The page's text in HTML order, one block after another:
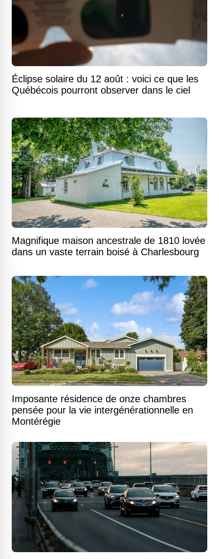
Éclipse solaire du 12 août : voici ce que les
Québécois pourront observer dans le ciel
Magnifique maison ancestrale de 1810 lovée
dans un vaste terrain boisé à Charlesbourg
Imposante résidence de onze chambres
pensée pour la vie intergénérationnelle en
Montérégie